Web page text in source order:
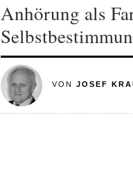
Anhörung als
VON JOSEF